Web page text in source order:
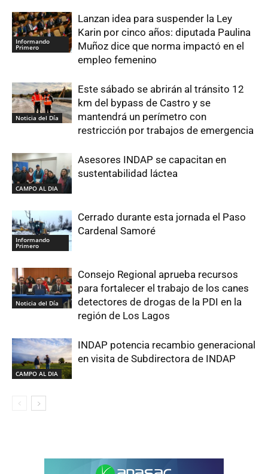
Informando
Primero
Lanzan idea para suspender la Ley
Karin por cinco años: diputada Paulina
Muñoz dice que norma impactó en el
empleo femenino
Noticia del Día
Este sábado se abrirán al tránsito 12
km del bypass de Castro y se
mantendrá un perímetro con
restricción por trabajos de emergencia
CAMPO AL DIA
Asesores INDAP se capacitan en
sustentabilidad láctea
Informando
Primero
Cerrado durante esta jornada el Paso
Cardenal Samoré
Noticia del Día
Consejo Regional aprueba recursos
para fortalecer el trabajo de los canes
detectores de drogas de la PDI en la
región de Los Lagos
CAMPO AL DIA
INDAP potencia recambio generacional
en visita de Subdirectora de INDAP